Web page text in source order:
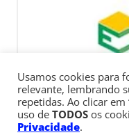
Usamos cookies para
relevante, lembrando
repetidas. Ao clicar em
uso de TODOS os
Privacidade.